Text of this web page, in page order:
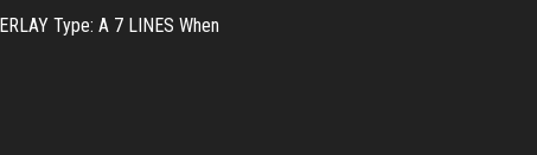
Type: A 7 LINES When